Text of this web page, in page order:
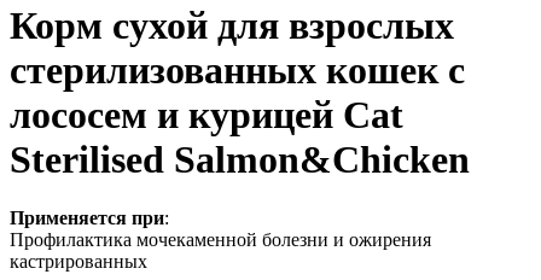
Корм сухой для взрослых
стерилизованных кошек с
лососем и курицей Cat
Sterilised Salmon&Chicken
Применяется при:
Профилактика мочекаменной болезни и ожирения
кастрированных